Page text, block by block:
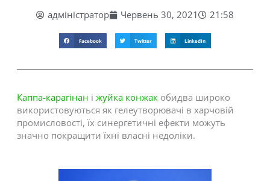
адміністратор Червень 30, 2021 21:58
Facebook Twitter LinkedIn
Каппа-карагінан і жуйка конжак обидва широко
використовуються як гелеутворювачі в харчовій
промисловості, їх синергетичні ефекти можуть
значно покращити їхні власні недоліки.